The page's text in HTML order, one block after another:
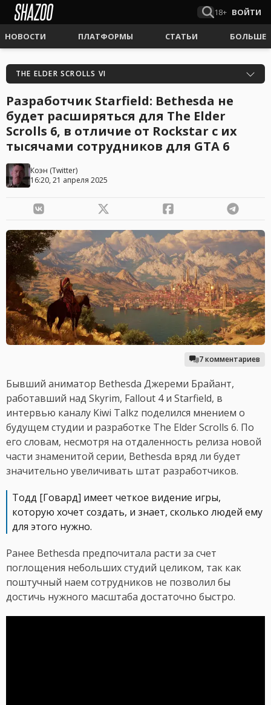
18+ ВОЙТИ
НОВОСТИ ПЛАТФОРМЫ СТАТЬИ БОЛЬШЕ
THE ELDER SCROLLS VI
Разработчик Starfield: Bethesda не
будет расширяться для The Elder
Scrolls 6, в отличие от Rockstar с их
тысячами сотрудников для GTA 6
Коэн (Twitter)
16:20, 21 апреля 2025
7 комментариев
Бывший аниматор Bethesda Джереми Брайант,
работавший над Skyrim, Fallout 4 и Starfield, в
интервью каналу Kiwi Talkz поделился мнением о
будущем студии и разработке The Elder Scrolls 6. По
его словам, несмотря на отдаленность релиза новой
части знаменитой серии, Bethesda вряд ли будет
значительно увеличивать штат разработчиков.
Тодд [Говард] имеет четкое видение игры,
которую хочет создать, и знает, сколько людей ему
для этого нужно.
Ранее Bethesda предпочитала расти за счет
поглощения небольших студий целиком, так как
поштучный наем сотрудников не позволил бы
достичь нужного масштаба достаточно быстро.